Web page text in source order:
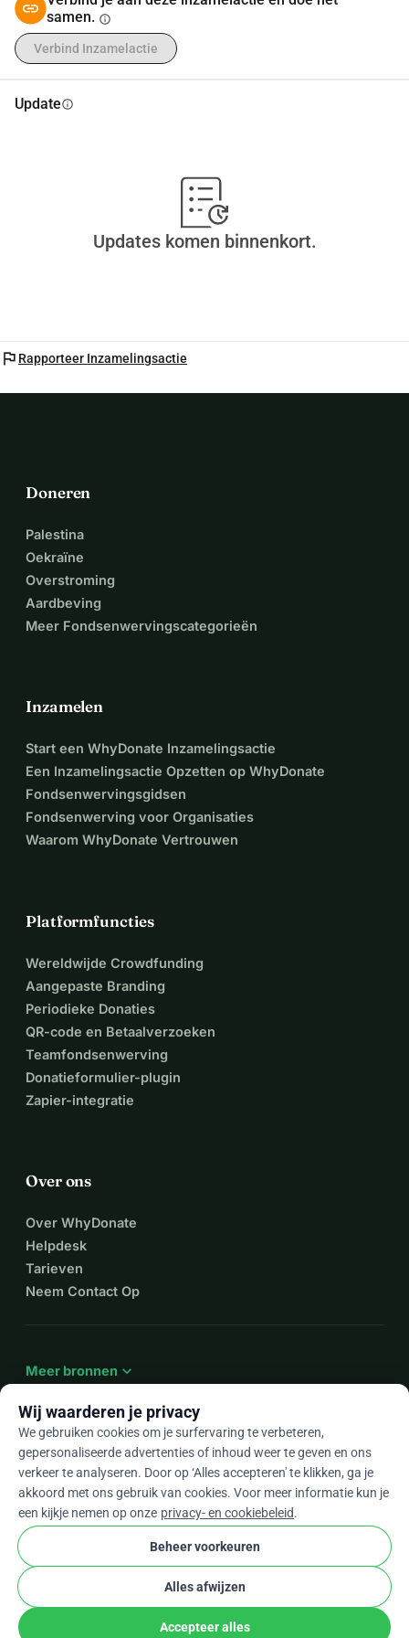
samen. info
Verbind Inzamelactie
Updateinfo
Updates komen binnenkort.
flag Rapporteer Inzamelingsactie
Doneren
Palestina
Oekraïne
Overstroming
Aardbeving
Meer Fondsenwervingscategorieën
Inzamelen
Start een WhyDonate Inzamelingsactie
Een Inzamelingsactie Opzetten op WhyDonate
Fondsenwervingsgidsen
Fondsenwerving voor Organisaties
Waarom WhyDonate Vertrouwen
Platformfuncties
Wereldwijde Crowdfunding
Aangepaste Branding
Periodieke Donaties
QR-code en Betaalverzoeken
Teamfondsenwerving
Donatieformulier-plugin
Zapier-integratie
Over ons
Over WhyDonate
Helpdesk
Tarieven
Neem Contact Op
Meer bronnen expand_more
Nlarrow_drop_down
★★★★★ 4,9 / 5 op basis van 500+ reviews
WhyDonatePrivacy en cookies
Algemene voorwaarden
Cookie-instellingen
stripe check Geverifieerde Partner
Wij waarderen je privacy
We gebruiken cookies om je surfervaring te verbeteren,
gepersonaliseerde advertenties of inhoud weer te geven en ons
verkeer te analyseren. Door op ‘Alles accepteren' te klikken, ga je
akkoord met ons gebruik van cookies. Voor meer informatie kun je
een kijkje nemen op onze privacy- en cookiebeleid.
Beheer voorkeuren
Alles afwijzen
Accepteer alles